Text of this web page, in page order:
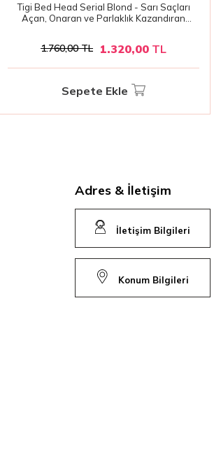
Tigi Bed Head Serial Blond - Sarı Saçları
Açan, Onaran ve Parlaklık Kazandıran
1.760,00TL 1.320,00 TL
Sepete Ekle
Adres & İletişim
İletişim Bilgileri
Konum Bilgileri